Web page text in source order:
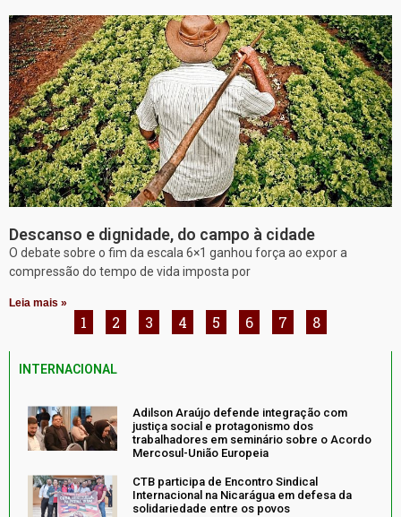
Descanso e dignidade, do campo à cidade
O debate sobre o fim da escala 6×1 ganhou força ao expor a
compressão do tempo de vida imposta por
Leia mais »
1 2 3 4 5 6 7 8
INTERNACIONAL
Adilson Araújo defende integração com
justiça social e protagonismo dos
trabalhadores em seminário sobre o Acordo
Mercosul-União Europeia
CTB participa de Encontro Sindical
Internacional na Nicarágua em defesa da
solidariedade entre os povos